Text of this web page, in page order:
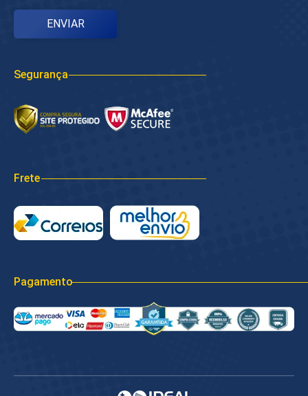
Segurança
Frete
Pagamento